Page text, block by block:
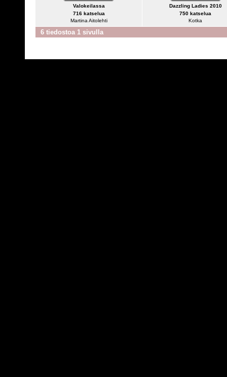
Valokeilassa
716 katselua
Martina Aitolehti
Dazzling Ladies 2010
750 katselua
Kotka
6 tiedostoa 1 sivulla